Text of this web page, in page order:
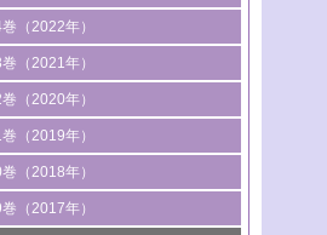
機分子変換やCO 資源化のための
に関する最近の研究
137回触媒討論会（2026年）
水素製造のための水分解技術に関す
の研究
レフィン系樹脂の精密合成に関す
技術
ルコール類の効率的変換を実現す
金属触媒の研究動向
ゼオライトの合成と応用における研
制反応場を活用した固体触媒研究
開
踏分子変換を目指した酸化触媒プ
の最前線
ンクロトロン放射光および中性子
用した触媒解析技術の最先端
原子触媒
素が関わる触媒機能
ラスチックケミカルリサイクルの
触媒技術
酸化物系金属化合物を基盤とした
料の開発
子酸素・格子酸素欠陥を利用した
応
（2022年）
成ガス製造とCOを用いるケミカル
成の最新動向
学品合成のための合金触媒開発
の排出削減および有効活用のた
媒技術
手による情報発信企画～とびたて
（2021年）
触媒の新展開
ロブスカイト
殊反応場を利用した触媒的分子変
孔質材料を用いた触媒の新展開
（2020年）
媒設計を拓く欠陥構造のキャラク
ゼーション
能化学品製造に資するクリーンな
酸化反応
（2019年）
質移動制御に着目した触媒プロセ
フリー水素サプライチェーンに
（2018年）
体酸触媒の最新の研究動向
（2017年）